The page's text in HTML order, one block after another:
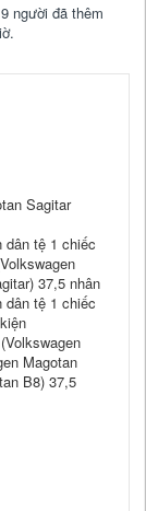
người đã thêm
Sagitar
dân tệ 1 chiếc
37,5 nhân
dân tệ 1 chiếc
Magotan
B8) 37,5